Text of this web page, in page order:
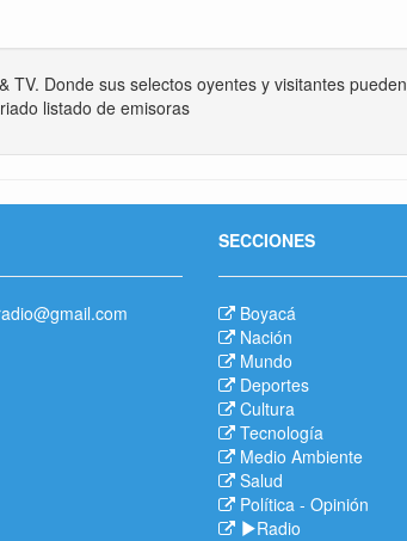
Donde sus selectos oyentes y visitantes pueden
listado de emisoras
SECCIONES
Boyacá
Nación
Mundo
Deportes
Cultura
Tecnología
Medio Ambiente
Salud
Política - Opinión
Radio